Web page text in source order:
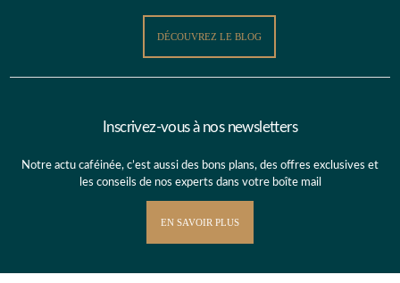
DÉCOUVREZ LE BLOG
Inscrivez-vous à nos newsletters
Notre actu caféinée, c’est aussi des bons plans, des offres exclusives et
les conseils de nos experts dans votre boîte mail
EN SAVOIR PLUS